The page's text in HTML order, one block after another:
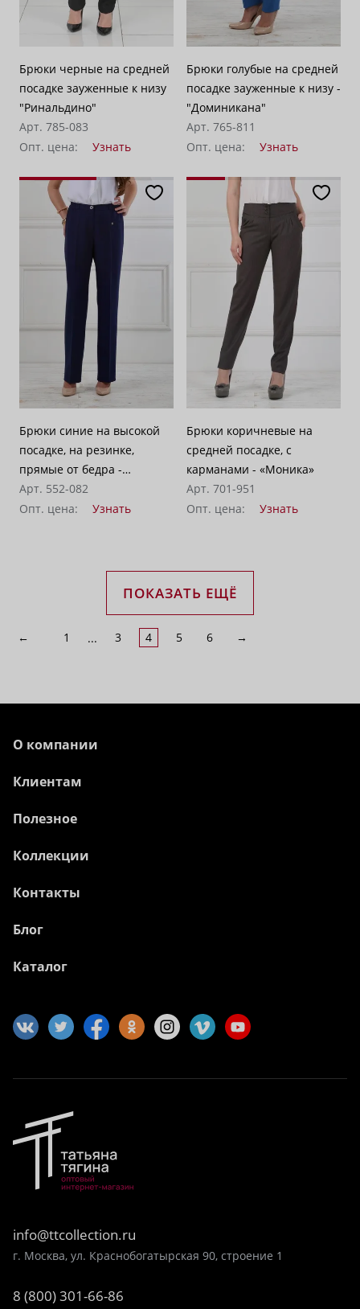
Брюки черные на средней
посадке зауженные к низу
"Ринальдино"
Арт. 785-083
Опт. цена:
Узнать
Брюки голубые на средней
посадке зауженные к низу -
"Доминикана"
Арт. 765-811
Опт. цена:
Узнать
Брюки синие на высокой
посадке, на резинке,
прямые от бедра -
«Гольяно»
Арт. 552-082
Опт. цена:
Узнать
Брюки коричневые на
средней посадке, с
карманами - «Моника»
Арт. 701-951
Опт. цена:
Узнать
ПОКАЗАТЬ ЕЩЁ
← 1 ... 3 4 5 6 →
О компании
Клиентам
Полезное
Коллекции
Контакты
Блог
Каталог
info@ttcollection.ru
г. Москва, ул. Краснобогатырская 90, строение 1
8 (800) 301-66-86